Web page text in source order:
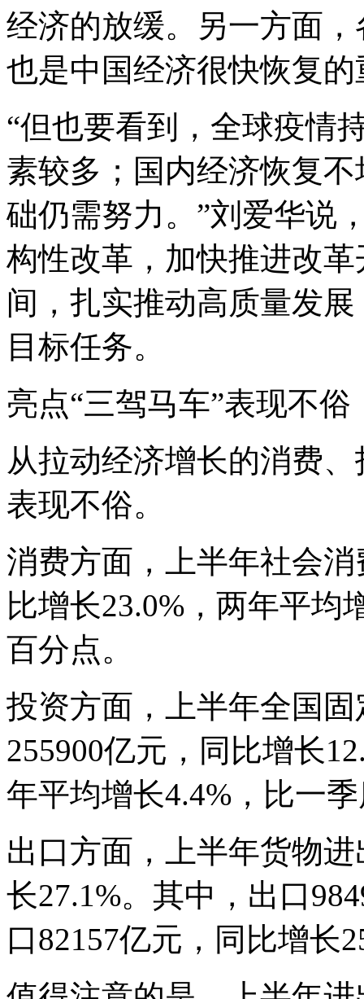
经济的放缓。另一方面
也是中国经济很快恢复
“但也要看到，全球疫情
素较多；国内经济恢复
础仍需努力。”刘爱华说
构性改革，加快推进改
间，扎实推动高质量发
目标任务。
亮点“三驾马车”表现不俗
从拉动经济增长的消费
表现不俗。
消费方面，上半年社会
比增长23.0%，两年平均
百分点。
投资方面，上半年全国
255900亿元，同比增长
年平均增长4.4%，比一
出口方面，上半年货物
长27.1%。其中，出口
口82157亿元，同比增长